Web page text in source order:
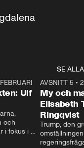
SE ALLA
27:30
Ulf
och
i fokus i
AVSNITT 5 •
My och
Elisabeth
Ringqvist
Trump, den